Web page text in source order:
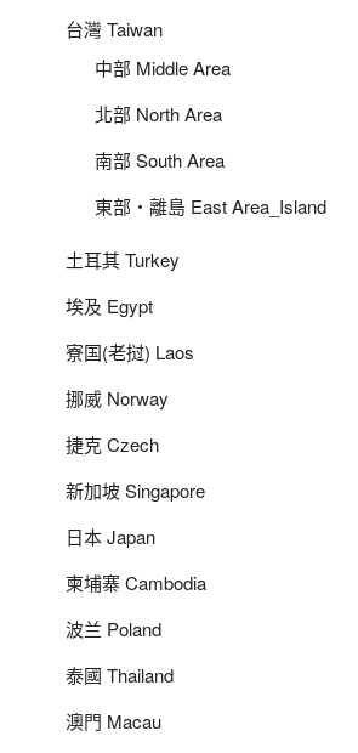
台灣 Taiwan
中部 Middle Area
北部 North Area
南部 South Area
東部‧離島 East Area_Island
土耳其 Turkey
埃及 Egypt
寮国(老挝) Laos
挪威 Norway
捷克 Czech
新加坡 Singapore
日本 Japan
柬埔寨 Cambodia
波兰 Poland
泰國 Thailand
澳門 Macau